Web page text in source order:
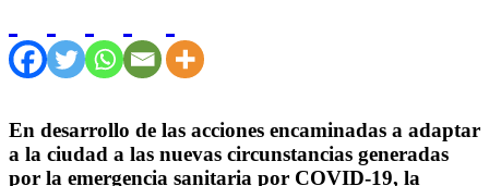
En desarrollo de las acciones encaminadas a adaptar
a la ciudad a las nuevas circunstancias generadas
por la emergencia sanitaria por COVID-19, la